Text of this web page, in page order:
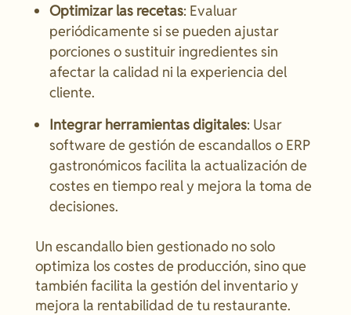
Optimizar las recetas: Evaluar
periódicamente si se pueden ajustar
porciones o sustituir ingredientes sin
afectar la calidad ni la experiencia del
cliente.
Integrar herramientas digitales: Usar
software de gestión de escandallos o ERP
gastronómicos facilita la actualización de
costes en tiempo real y mejora la toma de
decisiones.
Un escandallo bien gestionado no solo
optimiza los costes de producción, sino que
también facilita la gestión del inventario y
mejora la rentabilidad de tu restaurante.